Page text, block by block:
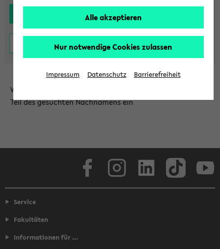
Wählen Sie die Einrichtung aus und/oder geben Sie einen
Teil des gesuchten Nachnamens ein
Service
Fakultäten
Informationen für ...
Alle akzeptieren
Nur notwendige Cookies zulassen
Impressum Datenschutz Barrierefreiheit